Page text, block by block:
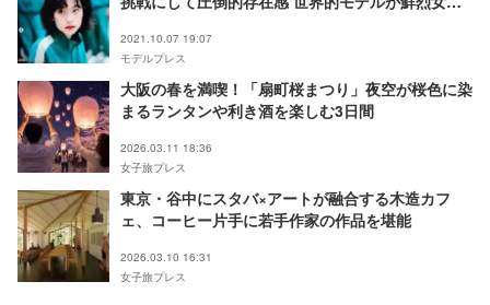
2021.10.07 19:07
モデルプレス
大阪の春を満喫！「扇町桜まつり」夜空が桜色に染
まるランタンや利き酒を楽しむ3日間
2026.03.11 18:36
女子旅プレス
東京・谷中にスタバ×アートが融合する木造カフ
ェ、コーヒー片手に若手作家の作品を堪能
2026.03.10 16:31
女子旅プレス